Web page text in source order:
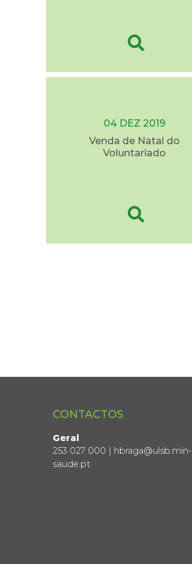
04 DEZ 2019
Venda de Natal do
Voluntariado
CONTACTOS
Geral
253 027 000 | hbraga@ulsb.min-
saude.pt